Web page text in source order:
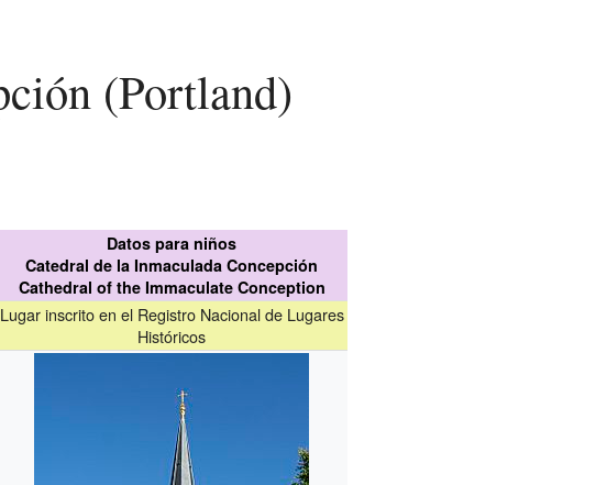
Datos para niños
Catedral de la Inmaculada Concepción
Cathedral of the Immaculate Conception
Lugar inscrito en el Registro Nacional de Lugares
Históricos